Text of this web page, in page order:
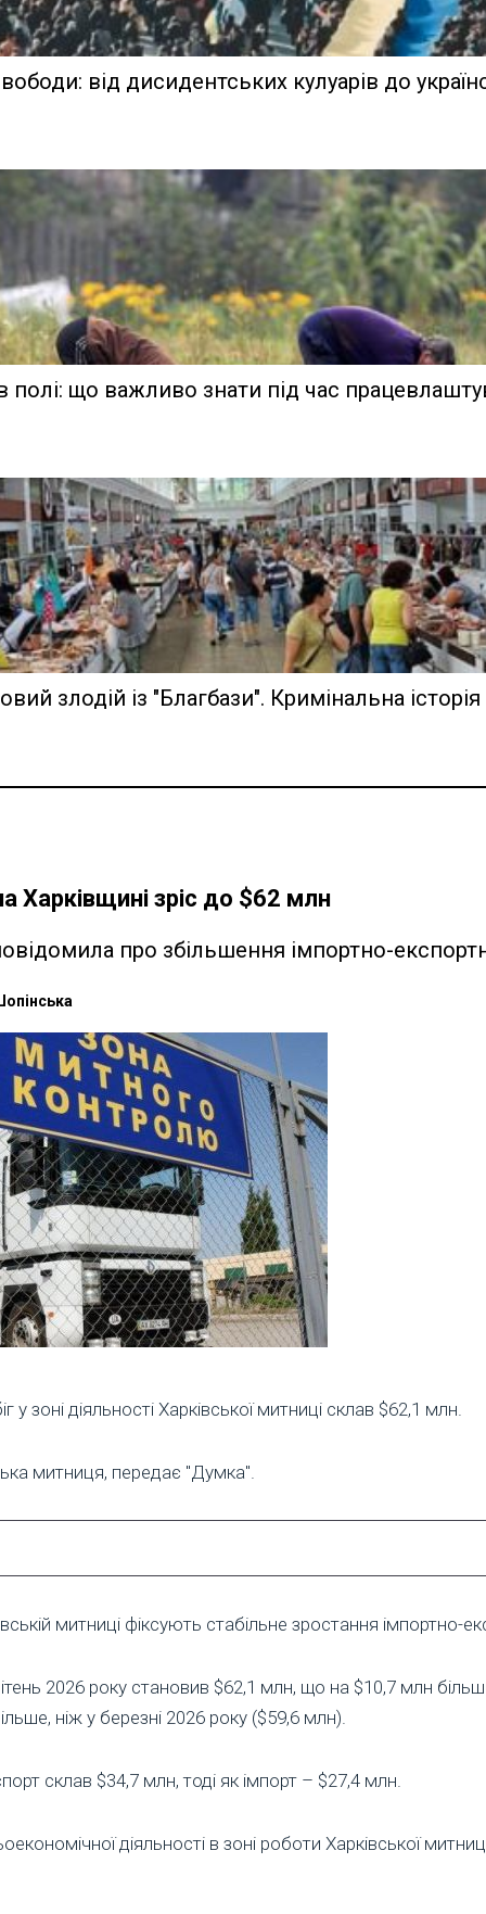
від дисидентських кулуарів до
полі: що важливо знати під час
злодій із "Благбази". Кримінальна
Харківщині зріс до $62 млн
про збільшення імпортно-
у зоні діяльності Харківської митниці склав $62,1 млн.
митниця, передає "Думка".
митниці фіксують стабільне зростання імпортно-
2026 року становив $62,1 млн, що на $10,7 млн
ніж у березні 2026 року ($59,6 млн).
склав $34,7 млн, тоді як імпорт – $27,4 млн.
діяльності в зоні роботи Харківської